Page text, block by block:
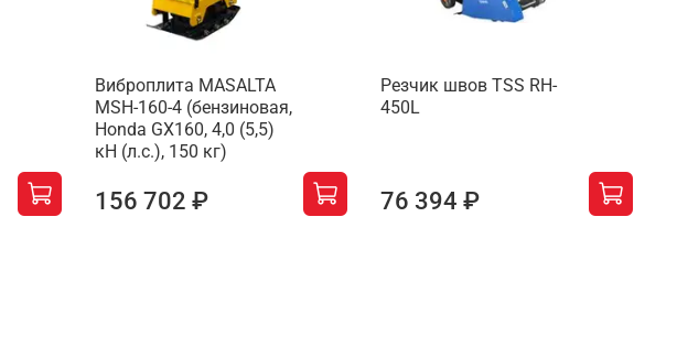
Виброплита MASALTA
MSH-160-4 (бензиновая,
Honda GX160, 4,0 (5,5)
кН (л.с.), 150 кг)
156 702 ₽
Резчик швов TSS RH-
450L
76 394 ₽